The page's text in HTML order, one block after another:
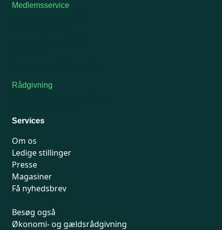
Medlemsservice
Rådgivning
Services
Om os
Ledige stillinger
Presse
Magasiner
Få nyhedsbrev
Besøg også
Økonomi- og gældsrådgivning